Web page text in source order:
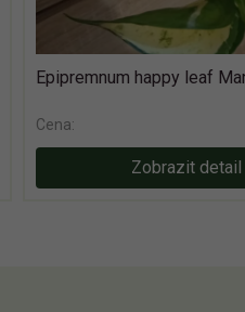
Epipremnum happy leaf
Cena:
Zobrazit detail